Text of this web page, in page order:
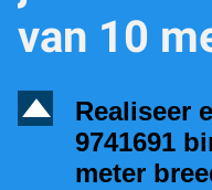
van 10
D
Realiseer
9741691
meter